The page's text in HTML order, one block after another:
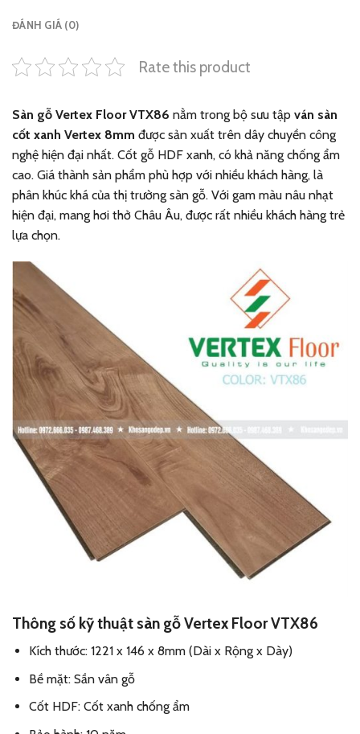
ĐÁNH GIÁ (0)
Rate this product
Sàn gỗ Vertex Floor VTX86 nằm trong bộ sưu tập ván sàn
cốt xanh Vertex 8mm được sản xuất trên dây chuyền công
nghệ hiện đại nhất. Cốt gỗ HDF xanh, có khả năng chống ẩm
cao. Giá thành sản phẩm phù hợp với nhiều khách hàng, là
phân khúc khá của thị trường sàn gỗ. Với gam màu nâu nhạt
hiện đại, mang hơi thở Châu Âu, được rất nhiều khách hàng trẻ
lựa chọn.
Thông số kỹ thuật sàn gỗ Vertex Floor VTX86
Kích thước: 1221 x 146 x 8mm (Dài x Rộng x Dày)
Bề mặt: Sần vân gỗ
Cốt HDF: Cốt xanh chống ẩm